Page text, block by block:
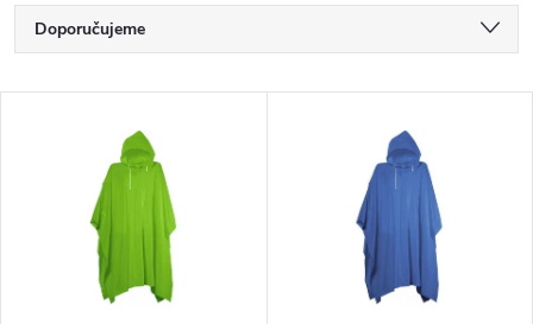
Ř
a
Doporučujeme
Nejprodávanější
Abecedně